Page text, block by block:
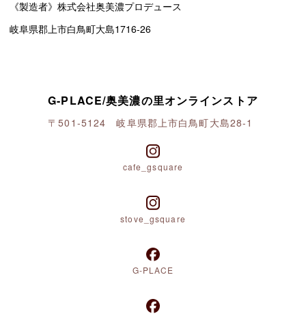
G-PLACE/奥美濃の里オンラインストア
〒501-5124 岐阜県郡上市白鳥町大島28-1
cafe_gsquare
stove_gsquare
G-PLACE